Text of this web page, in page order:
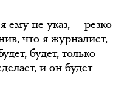
ему не указ, — резко
что я журналист,
будет, только
и он будет